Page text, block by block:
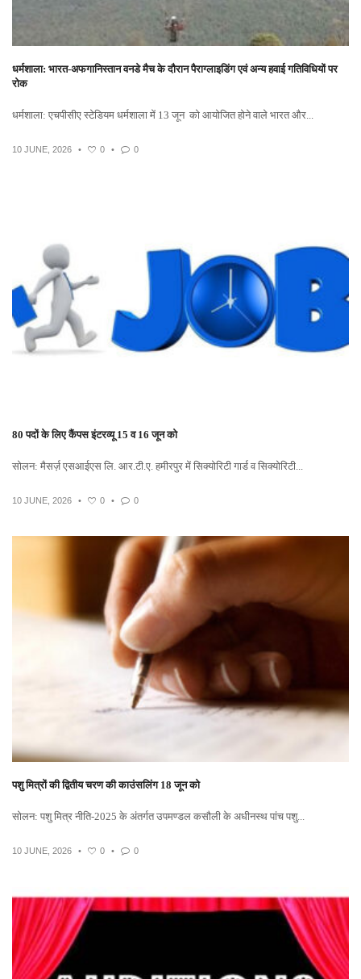
धर्मशाला: भारत-अफगानिस्तान वनडे मैच के दौरान पैराग्लाइडिंग एवं अन्य हवाई गतिविधियों पर
रोक
धर्मशाला: एचपीसीए स्टेडियम धर्मशाला में 13 जून को आयोजित होने वाले भारत और...
10 JUNE, 2026 • 0 • 0
80 पदों के लिए कैंपस इंटरव्यू 15 व 16 जून को
सोलन: मैसर्ज़ एसआईएस लि. आर.टी.ए. हमीरपुर में सिक्योरिटी गार्ड व सिक्योरिटी...
10 JUNE, 2026 • 0 • 0
पशु मित्रों की द्वितीय चरण की काउंसलिंग 18 जून को
सोलन: पशु मित्र नीति-2025 के अंतर्गत उपमण्डल कसौली के अधीनस्थ पांच पशु...
10 JUNE, 2026 • 0 • 0